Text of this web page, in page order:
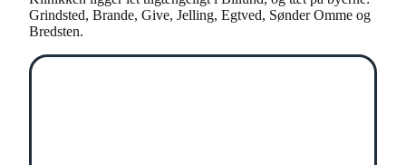
Grindsted, Brande, Give, Jelling, Egtved, Sønder Omme og
Bredsten.